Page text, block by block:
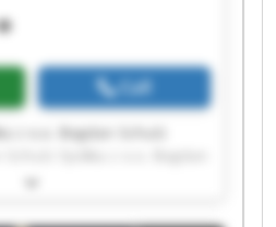
Call
z o.o. Bogdan Schulz
Schulz Spółka z o.o.